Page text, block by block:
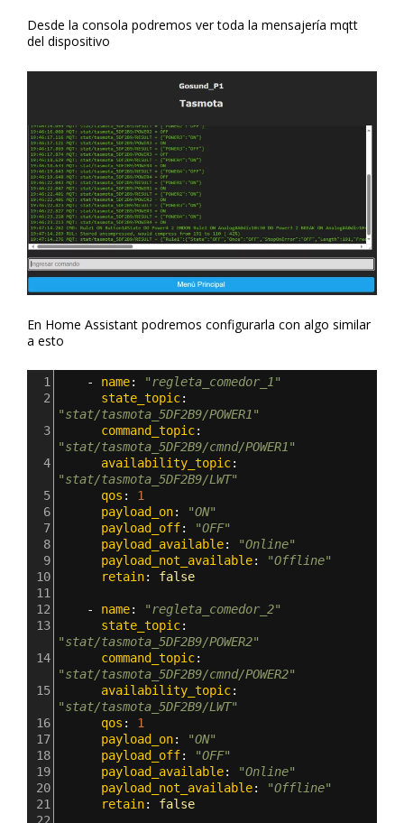
Desde la consola podremos ver toda la mensajería mqtt
del dispositivo
En Home Assistant podremos configurarla con algo similar
a esto
1 - name:
"regleta_comedor_1"
2
state_topic
"stat/tasmota_5DF2B9/POWER1"
3
command_topic
"stat/tasmota_5DF2B9/cmnd/POWER1"
4
availability_topic
"stat/tasmota_5DF2B9/LWT"
5
qos : 1
6
payload_on:
"ON"
7
payload_off:
"OFF"
8
payload_available:
"Online"
9
payload_not_available:
"Offline"
10
retain: false
11
12
- name:
"regleta_comedor_2"
13
state_topic
"stat/tasmota_5DF2B9/POWER2"
14
command_topic
"stat/tasmota_5DF2B9/cmnd/POWER2"
15
availability_topic
"stat/tasmota_5DF2B9/LWT"
16
qos : 1
17
payload_on:
"ON"
18
payload_off:
"OFF"
19
payload_available:
"Online"
20
payload_not_available:
"Offline"
21
retain: false